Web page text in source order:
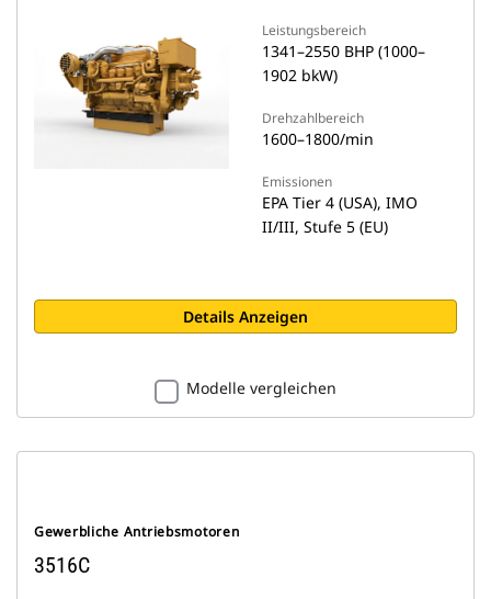
Leistungsbereich
1341–2550 BHP (1000–
1902 bkW)
Drehzahlbereich
1600–1800/min
Emissionen
EPA Tier 4 (USA), IMO
II/III, Stufe 5 (EU)
Details Anzeigen
Modelle vergleichen
Gewerbliche Antriebsmotoren
3516C